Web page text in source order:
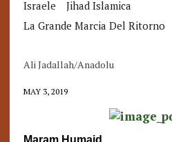
Israele
Jihad Islamica
La Grande Marcia Del Ritorno
Ali Jadallah/Anadolu
MAY 3, 2019
Maram Humaid